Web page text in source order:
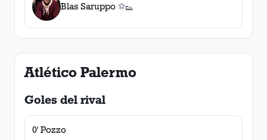
Blas Saruppo ⚽
0gol
👟
0asistencia
Atlético Palermo
Goles del rival
0' Pozzo